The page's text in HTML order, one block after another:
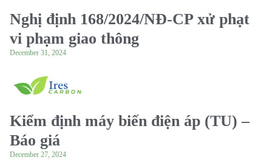
Nghị định 168/2024/NĐ-CP xử phạt
vi phạm giao thông
December 31, 2024
Kiểm định máy biến điện áp (TU) –
Báo giá
December 27, 2024